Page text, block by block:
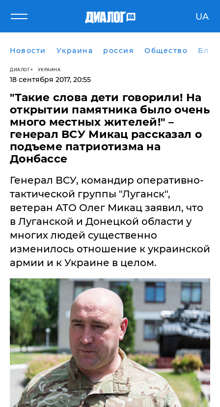
UA
Новости Украина россия Общество
ДИАЛОГ УКРАИНА
18 сентября 2017, 20:55
"Такие слова дети говорили! На
открытии памятника было очень
много местных жителей!" –
генерал ВСУ Микац рассказал о
подъеме патриотизма на
Донбассе
Генерал ВСУ, командир оперативно-
тактической группы "Луганск",
ветеран АТО Олег Микац заявил, что
в Луганской и Донецкой области у
многих людей существенно
изменилось отношение к украинской
армии и к Украине в целом.